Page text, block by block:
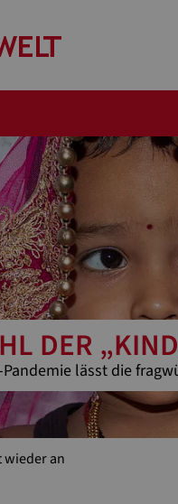
DER
Pandemie lässt die
an